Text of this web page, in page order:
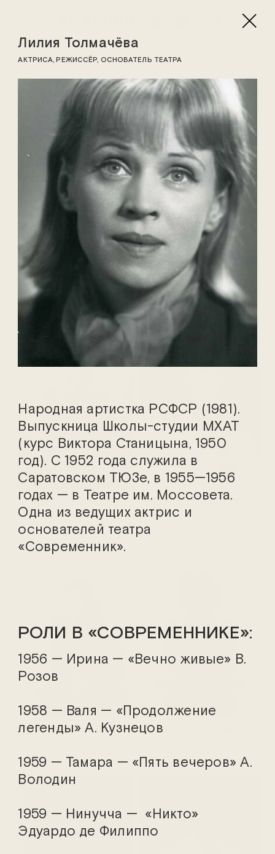
ТРУППА
Мария Аниканова
Алёна Бабенко
Дарья Белоусова
Анна Банщикова
Вероника Амирханова
Татьяна Бабенкова
Лилия Толмачёва
АКТРИСА, РЕЖИССЁР, ОСНОВАТЕЛЬ ТЕАТРА
Народная артистка РСФСР (1981).
Выпускница Школы-студии МХАТ
(курс Виктора Станицына, 1950
год). С 1952 года служила в
Саратовском ТЮЗе, в 1955—1956
годах — в Театре им. Моссовета.
Одна из ведущих актрис и
основателей театра
«Современник».
РОЛИ В «СОВРЕМЕННИКЕ»:
1956 — Ирина — «Вечно живые» В.
Розов
1958 — Валя — «Продолжение
легенды» А. Кузнецов
1959 — Тамара — «Пять вечеров» А.
Володин
1959 — Нинучча — «Никто»
Эдуардо де Филиппо